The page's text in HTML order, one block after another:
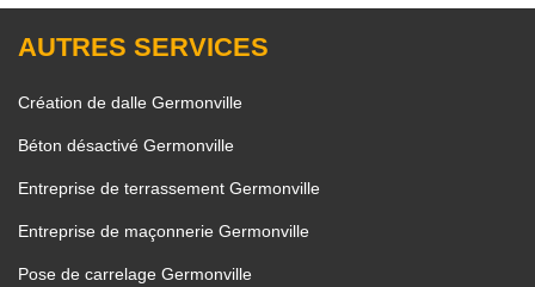
AUTRES SERVICES
Création de dalle Germonville
Béton désactivé Germonville
Entreprise de terrassement Germonville
Entreprise de maçonnerie Germonville
Pose de carrelage Germonville